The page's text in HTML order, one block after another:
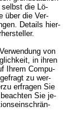
selbst die Lö­
über die Ver­
De­tails hier­
von
in ihren
Ihrem Com­pu­
zu wer­
er­fra­gen Sie
be­ach­ten Sie je­